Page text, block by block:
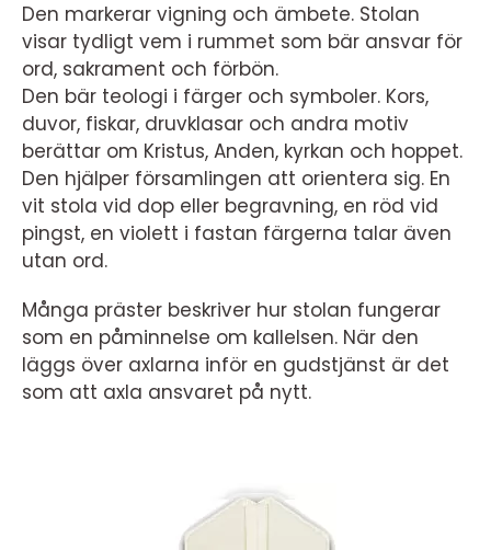
Den markerar vigning och ämbete. Stolan
visar tydligt vem i rummet som bär ansvar för
ord, sakrament och förbön.
Den bär teologi i färger och symboler. Kors,
duvor, fiskar, druvklasar och andra motiv
berättar om Kristus, Anden, kyrkan och hoppet.
Den hjälper församlingen att orientera sig. En
vit stola vid dop eller begravning, en röd vid
pingst, en violett i fastan färgerna talar även
utan ord.
Många präster beskriver hur stolan fungerar
som en påminnelse om kallelsen. När den
läggs över axlarna inför en gudstjänst är det
som att axla ansvaret på nytt.